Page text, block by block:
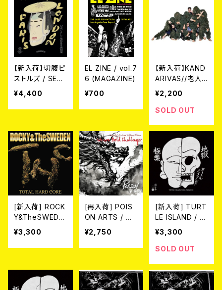
【新入荷】切腹ピ
ストルズ / SEP
PUKU PISTOL
S LONDON PA
RIS (写真集)
¥4,400
EL ZINE / vol.7
6 (MAGAZINE)
¥700
【新入荷】KAND
ARIVAS//老人
の仕事 / 神田の
老人 (CD)
¥2,200
SOLD OUT
[新入荷] ROCK
Y&TheSWEDE
N / Total Hard
Core (CD)
¥3,300
[再入荷] POIS
ON ARTS / WE
ARE BOLD CH
ALLENGER (C
D)
¥2,750
[新入荷] TURT
LE ISLAND / 地
獄極楽/HELL P
ARADISE (12")
¥3,300
SOLD OUT